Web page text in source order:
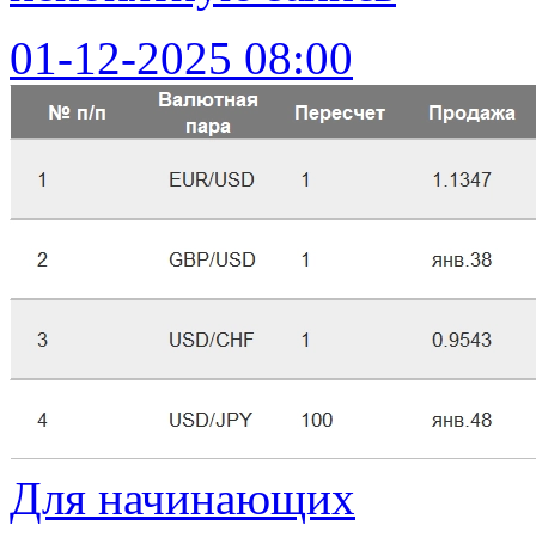
01-12-2025 08:00
Для начинающих